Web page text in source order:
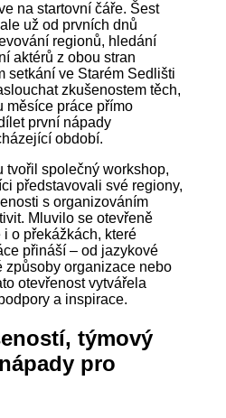
na startovní čáře. Šest
už od prvních dnů
regionů, hledání
aktérů z obou stran
setkání ve Starém Sedlišti
zkušenostem těch,
měsíce práce přímo
první nápady
období.
tvořil společný workshop,
představovali své regiony,
s organizováním
Mluvilo se otevřeně
o překážkách, které
přináší – od jazykové
způsoby organizace nebo
otevřenost vytvářela
a inspirace.
týmový
pro